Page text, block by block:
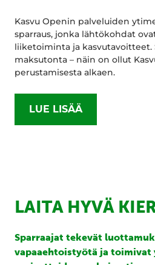
Kasvu Openin palveluiden
sparraus, jonka lähtökohdat
liiketoiminta ja kasvutavoitteet.
maksutonta – näin on ollut
perustamisesta alkaen.
LUE LISÄÄ
LAITA HYVÄ
Sparraajat tekevät
vapaaehtoistyötä ja